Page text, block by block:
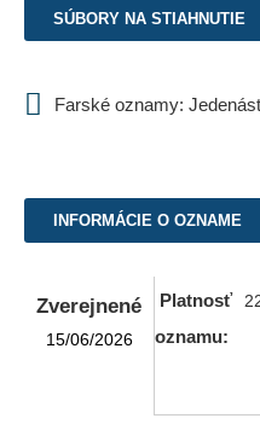
SÚBORY NA STIAHNUTIE
Farské oznamy:
INFORMÁCIE O OZNAME
Zverejnené
15/06/2026
Platnosť
oznamu: